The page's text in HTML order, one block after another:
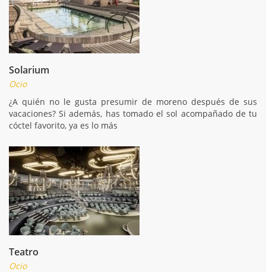
Solarium
Ocio
¿A quién no le gusta presumir de moreno después de sus
vacaciones? Si además, has tomado el sol acompañado de tu
cóctel favorito, ya es lo más
Teatro
Ocio